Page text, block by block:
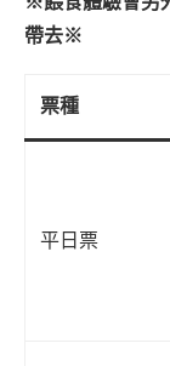
帶去※
票種
平日票